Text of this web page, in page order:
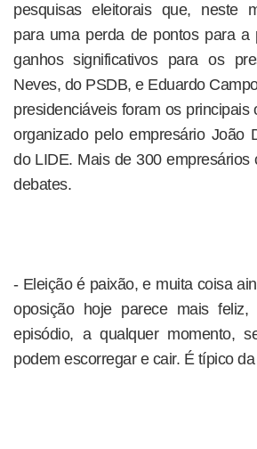
pesquisas eleitorais que, neste
para uma perda de pontos para a
ganhos significativos para os
Neves, do PSDB, e Eduardo
presidenciáveis foram os principais
organizado pelo empresário João
do LIDE. Mais de 300 empresários
debates.
- Eleição é paixão, e muita coisa
oposição hoje parece mais
episódio, a qualquer momento,
podem escorregar e cair. É típico